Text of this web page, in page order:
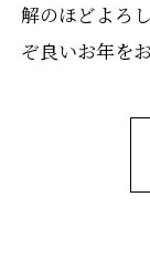
解のほどよろ
ぞ良いお年を